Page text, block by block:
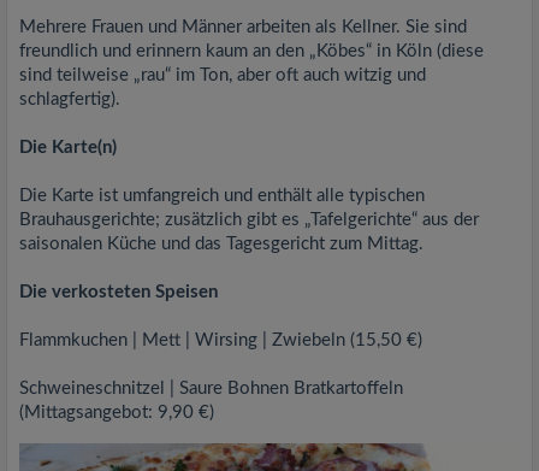
Mehrere Frauen und Männer arbeiten als Kellner. Sie sind
freundlich und erinnern kaum an den „Köbes“ in Köln (diese
sind teilweise „rau“ im Ton, aber oft auch witzig und
schlagfertig).
Die Karte(n)
Die Karte ist umfangreich und enthält alle typischen
Brauhausgerichte; zusätzlich gibt es „Tafelgerichte“ aus der
saisonalen Küche und das Tagesgericht zum Mittag.
Die verkosteten Speisen
Flammkuchen | Mett | Wirsing | Zwiebeln (15,50 €)
Schweineschnitzel | Saure Bohnen Bratkartoffeln
(Mittagsangebot: 9,90 €)